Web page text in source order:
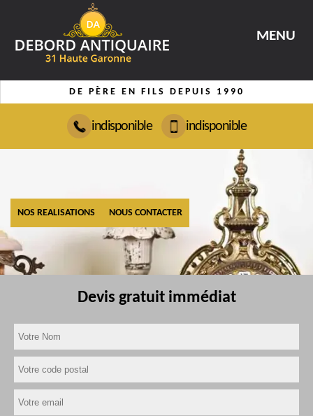
MENU
DE PÈRE EN FILS DEPUIS 1990
indisponible indisponible
NOS REALISATIONS NOUS CONTACTER
Devis gratuit immédiat